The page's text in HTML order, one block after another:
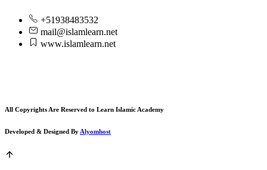
+51938483532
mail@islamlearn.net
www.islamlearn.net
All Copyrights Are Reserved to Learn Islamic Academy
Developed & Designed By Alyomhost